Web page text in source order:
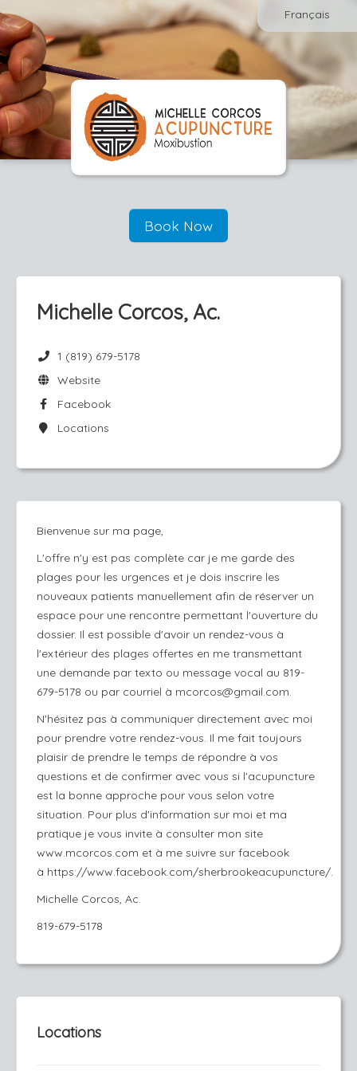
Français
Book Now
Michelle Corcos, Ac.
1 (819) 679-5178
Website
Facebook
Locations
Bienvenue sur ma page,
L'offre n'y est pas complète car je me garde des
plages pour les urgences et je dois inscrire les
nouveaux patients manuellement afin de réserver un
espace pour une rencontre permettant l'ouverture du
dossier. Il est possible d'avoir un rendez-vous à
l'extérieur des plages offertes en me transmettant
une demande par texto ou message vocal au 819-
679-5178 ou par courriel à mcorcos@gmail.com.
N'hésitez pas à communiquer directement avec moi
pour prendre votre rendez-vous. Il me fait toujours
plaisir de prendre le temps de répondre à vos
questions et de confirmer avec vous si l'acupuncture
est la bonne approche pour vous selon votre
situation. Pour plus d'information sur moi et ma
pratique je vous invite à consulter mon site
www.mcorcos.com et à me suivre sur facebook
à https://www.facebook.com/sherbrookeacupuncture/.
Michelle Corcos, Ac.
819-679-5178
Locations